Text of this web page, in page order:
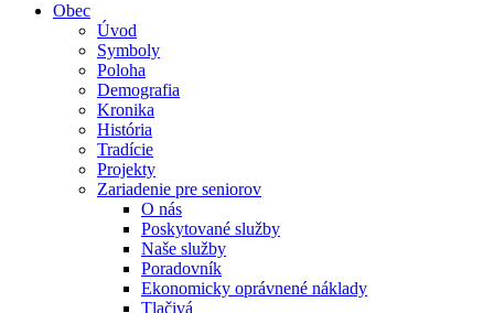
Obec
Úvod
Symboly
Poloha
Demografia
Kronika
História
Tradície
Projekty
Zariadenie pre seniorov
O nás
Poskytované služby
Naše služby
Poradovník
Ekonomicky oprávnené náklady
Tlačivá